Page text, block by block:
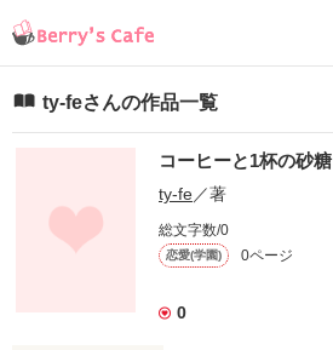
ty-feさんの作品一覧
コーヒーと1杯の砂糖
ty-fe／著
総文字数/0
恋愛(学園) 0ページ
0